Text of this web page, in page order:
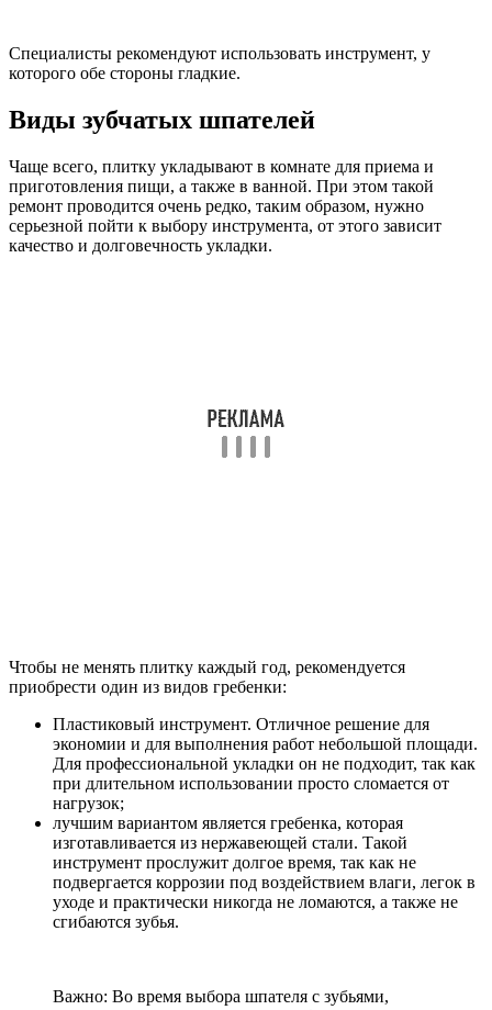
Специалисты рекомендуют использовать инструмент, у
которого обе стороны гладкие.
Виды зубчатых шпателей
Чаще всего, плитку укладывают в комнате для приема и
приготовления пищи, а также в ванной. При этом такой
ремонт проводится очень редко, таким образом, нужно
серьезной пойти к выбору инструмента, от этого зависит
качество и долговечность укладки.
Чтобы не менять плитку каждый год, рекомендуется
приобрести один из видов гребенки:
Пластиковый инструмент. Отличное решение для
экономии и для выполнения работ небольшой площади.
Для профессиональной укладки он не подходит, так как
при длительном использовании просто сломается от
нагрузок;
лучшим вариантом является гребенка, которая
изготавливается из нержавеющей стали. Такой
инструмент прослужит долгое время, так как не
подвергается коррозии под воздействием влаги, легок в
уходе и практически никогда не ломаются, а также не
сгибаются зубья.
Важно: Во время выбора шпателя с зубьями,